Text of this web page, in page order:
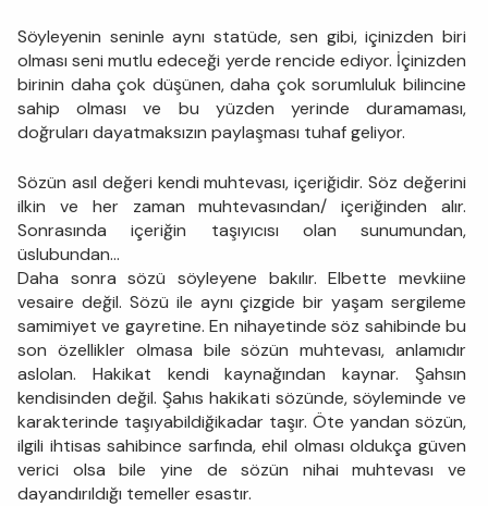
Söyleyenin seninle aynı statüde, sen gibi, içinizden biri
olması seni mutlu edeceği yerde rencide ediyor. İçinizden
birinin daha çok düşünen, daha çok sorumluluk bilincine
sahip olması ve bu yüzden yerinde duramaması,
doğruları dayatmaksızın paylaşması tuhaf geliyor.
Sözün asıl değeri kendi muhtevası, içeriğidir. Söz değerini
ilkin ve her zaman muhtevasından/ içeriğinden alır.
Sonrasında içeriğin taşıyıcısı olan sunumundan,
üslubundan...
Daha sonra sözü söyleyene bakılır. Elbette mevkiine
vesaire değil. Sözü ile aynı çizgide bir yaşam sergileme
samimiyet ve gayretine. En nihayetinde söz sahibinde bu
son özellikler olmasa bile sözün muhtevası, anlamıdır
aslolan. Hakikat kendi kaynağından kaynar. Şahsın
kendisinden değil. Şahıs hakikati sözünde, söyleminde ve
karakterinde taşıyabildiğikadar taşır. Öte yandan sözün,
ilgili ihtisas sahibince sarfında, ehil olması oldukça güven
verici olsa bile yine de sözün nihai muhtevası ve
dayandırıldığı temeller esastır.